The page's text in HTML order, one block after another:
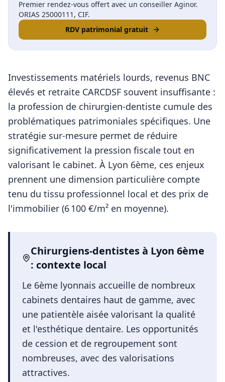
Premier rendez-vous offert avec un conseiller Aginor.
ORIAS 25000111, CIF.
RDV patrimonial gratuit
Investissements matériels lourds, revenus BNC
élevés et retraite CARCDSF souvent insuffisante :
la profession de chirurgien-dentiste cumule des
problématiques patrimoniales spécifiques. Une
stratégie sur-mesure permet de réduire
significativement la pression fiscale tout en
valorisant le cabinet. À Lyon 6ème, ces enjeux
prennent une dimension particulière compte
tenu du tissu professionnel local et des prix de
l'immobilier (6 100 €/m² en moyenne).
Chirurgiens-dentistesà Lyon 6ème
: contexte local
Le 6ème lyonnais accueille de nombreux
cabinets dentaires haut de gamme, avec
une patientèle aisée valorisant la qualité
et l'esthétique dentaire. Les opportunités
de cession et de regroupement sont
nombreuses, avec des valorisations
attractives.